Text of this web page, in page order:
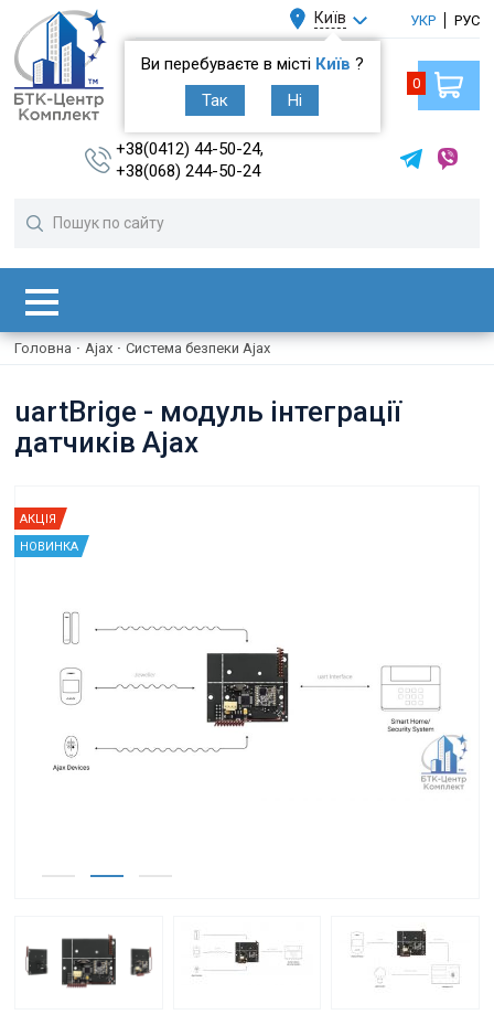
Київ
Ви перебуваєте в місті Київ ?
Так
Ні
УКР РУС
+38(0412) 44-50-24,
+38(068) 244-50-24
0
Головна · Ajax · Система безпеки Ajax
uartBrige - модуль інтеграції
датчиків Ajax
АКЦІЯ
НОВИНКА